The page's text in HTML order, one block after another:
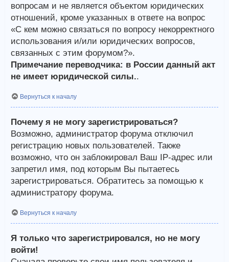
вопросам и не является объектом юридических
отношений, кроме указанных в ответе на вопрос
«С кем можно связаться по вопросу некорректного
использования и/или юридических вопросов,
связанных с этим форумом?».
Примечание переводчика: в России данный акт
не имеет юридической силы..
Вернуться к началу
Почему я не могу зарегистрироваться?
Возможно, администратор форума отключил
регистрацию новых пользователей. Также
возможно, что он заблокировал Ваш IP-адрес или
запретил имя, под которым Вы пытаетесь
зарегистрироваться. Обратитесь за помощью к
администратору форума.
Вернуться к началу
Я только что зарегистрировался, но не могу
войти!